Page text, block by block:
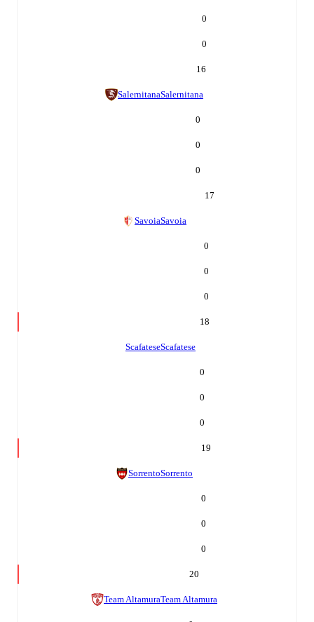
0
0
16
SalernitanaSalernitana
0
0
0
17
SavoiaSavoia
0
0
0
18
ScafateseScafatese
0
0
0
19
SorrentoSorrento
0
0
0
20
Team AltamuraTeam Altamura